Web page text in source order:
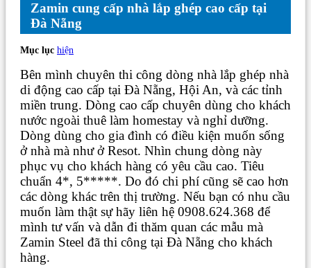
Zamin cung cấp nhà lắp ghép cao cấp tại
Đà Nẵng
Mục lục hiện
Bên mình chuyên thi công dòng nhà lắp ghép nhà
di động cao cấp tại Đà Nẵng, Hội An, và các tỉnh
miền trung. Dòng cao cấp chuyên dùng cho khách
nước ngoài thuê làm homestay và nghỉ dưỡng.
Dòng dùng cho gia đình có điều kiện muốn sống
ở nhà mà như ở Resot. Nhìn chung dòng này
phục vụ cho khách hàng có yêu cầu cao. Tiêu
chuẩn 4*, 5*****. Do đó chi phí cũng sẽ cao hơn
các dòng khác trên thị trường. Nếu bạn có nhu cầu
muốn làm thật sự hãy liên hệ 0908.624.368 để
mình tư vấn và dẫn đi thăm quan các mẫu mà
Zamin Steel đã thi công tại Đà Nẵng cho khách
hàng.